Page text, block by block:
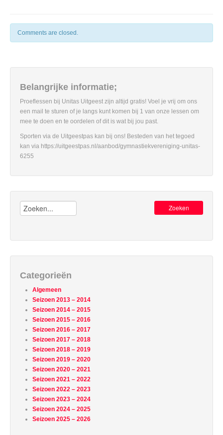
Comments are closed.
Belangrijke informatie;
Proeflessen bij Unitas Uitgeest zijn altijd gratis! Voel je vrij om ons
een mail te sturen of je langs kunt komen bij 1 van onze lessen om
mee te doen en te oordelen of dit is wat bij jou past.
Sporten via de Uitgeestpas kan bij ons! Besteden van het tegoed
kan via https://uitgeestpas.nl/aanbod/gymnastiekvereniging-unitas-
6255
Zoeken:
Categorieën
Algemeen
Seizoen 2013 – 2014
Seizoen 2014 – 2015
Seizoen 2015 – 2016
Seizoen 2016 – 2017
Seizoen 2017 – 2018
Seizoen 2018 – 2019
Seizoen 2019 – 2020
Seizoen 2020 – 2021
Seizoen 2021 – 2022
Seizoen 2022 – 2023
Seizoen 2023 – 2024
Seizoen 2024 – 2025
Seizoen 2025 – 2026